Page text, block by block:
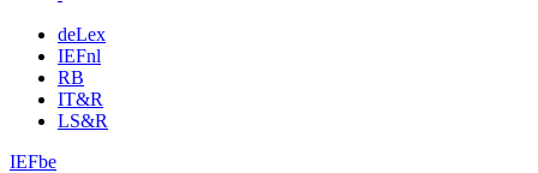
deLex
IEFnl
RB
IT&R
LS&R
IEFbe